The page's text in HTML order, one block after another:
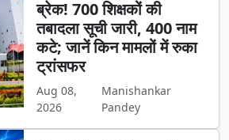
ब्रेक! 700 शिक्षकों की
तबादला सूची जारी, 400 नाम
कटे; जानें किन मामलों में रुका
ट्रांसफर
Aug 08,
2026
Manishankar
Pandey